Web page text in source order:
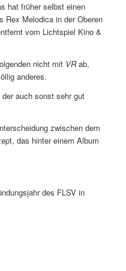
hat früher selbst einen
Rex Melodica in der Oberen
vom Lichtspiel Kino &
nicht mit VRab,
anderes.
auch sonst sehr gut
zwischen dem
das hinter einem Album
des FLSV in